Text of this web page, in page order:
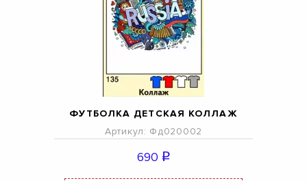
ФУТБОЛКА ДЕТСКАЯ КОЛЛАЖ
Артикул: Фд020002
690 q